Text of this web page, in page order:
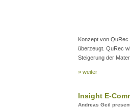
Konzept von
überzeugt. QuRec
Steigerung der
» weiter
Insight E-
Andreas Geil